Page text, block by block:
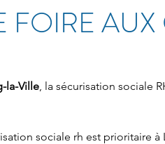
FOIRE
la-Ville, la sécurisation sociale
sociale rh est prioritaire à